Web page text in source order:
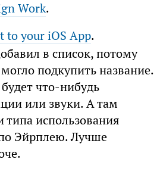
Work.
your iOS App.
в список, потому
подкупить название.
что-нибудь
или звуки. А там
использования
Эйрплею. Лучше